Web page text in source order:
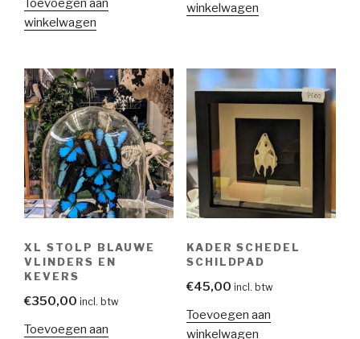
Toevoegen aan
winkelwagen
winkelwagen
XL STOLP BLAUWE
VLINDERS EN
KEVERS
€350,00 incl. btw
Toevoegen aan
KADER SCHEDEL
SCHILDPAD
€45,00 incl. btw
Toevoegen aan
winkelwagen